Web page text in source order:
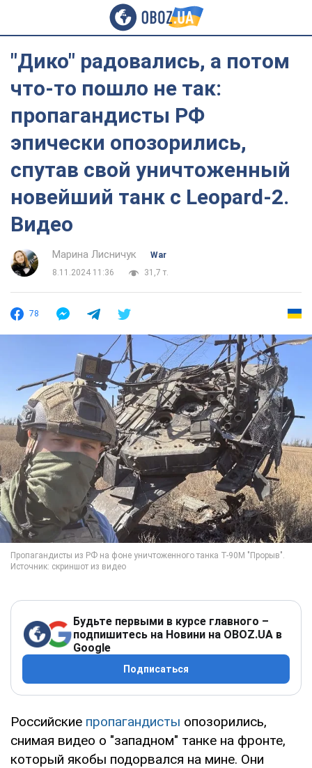
"Дико" радовались, а потом
что-то пошло не так:
пропагандисты РФ
эпически опозорились,
спутав свой уничтоженный
новейший танк с Leopard-2.
Видео
Марина Лисничук
War
8.11.2024 11:36
31,7 т.
78
Будьте первыми в курсе главного –
подпишитесь на Новини на OBOZ.UA в
Google
Подписаться
Российские пропагандисты опозорились,
снимая видео о "западном" танке на фронте,
который якобы подорвался на мине. Они